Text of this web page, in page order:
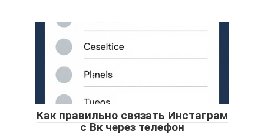
Как правильно связать Инстаграм
с Вк через телефон